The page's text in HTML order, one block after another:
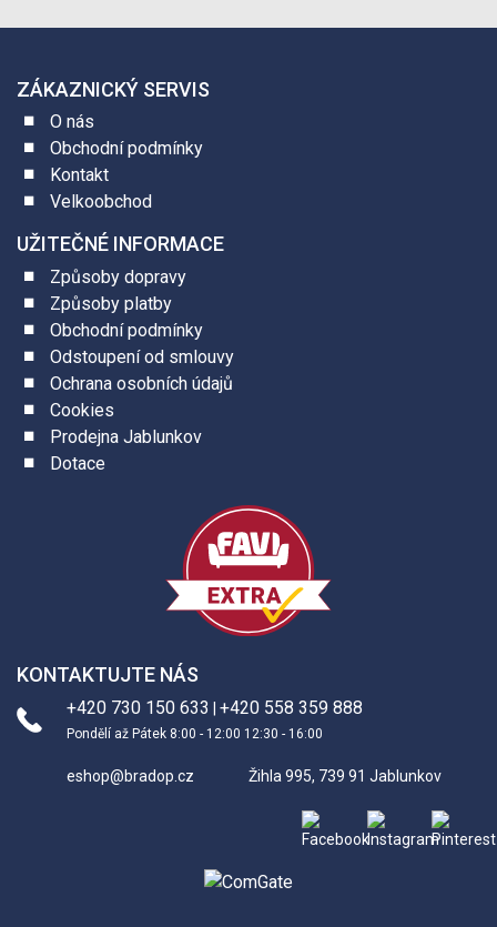
ZÁKAZNICKÝ SERVIS
O nás
Obchodní podmínky
Kontakt
Velkoobchod
UŽITEČNÉ INFORMACE
Způsoby dopravy
Způsoby platby
Obchodní podmínky
Odstoupení od smlouvy
Ochrana osobních údajů
Cookies
Prodejna Jablunkov
Dotace
KONTAKTUJTE NÁS
+420 730 150 633 +420 558 359 888
Pondělí až Pátek 8:00 - 12:00 12:30 - 16:00
eshop@bradop.cz Žihla 995, 739 91 Jablunkov